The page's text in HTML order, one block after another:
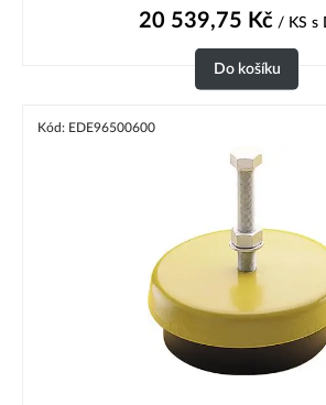
20 539,75 Kč/ KS s
Do košíku
Kód: EDE96500600